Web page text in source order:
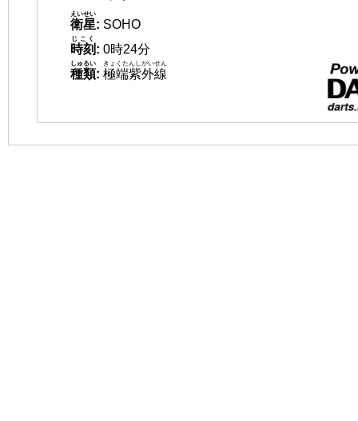
衛星
えいせい
: SOHO
時刻
じこく
: 0時24分
種類
しゅるい
: 極端紫外線
きょくたんしがいせん